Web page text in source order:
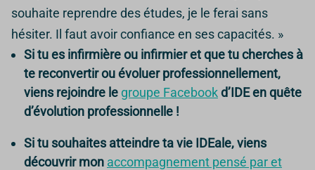
souhaite reprendre des études, je le ferai sans
hésiter. Il faut avoir confiance en ses capacités. »
Si tu es infirmière ou infirmier et que tu cherches à
te reconvertir ou évoluer professionnellement,
viens rejoindre le groupe Facebookd’IDE en quête
d’évolution professionnelle !
Si tu souhaites atteindre ta vie IDEale, viens
découvrir mon accompagnement pensé par et